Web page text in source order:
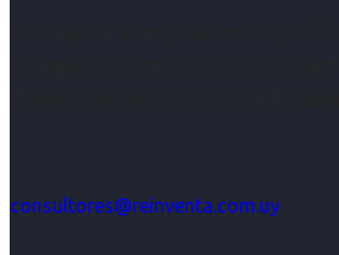
consultores@reinventa.com.uy